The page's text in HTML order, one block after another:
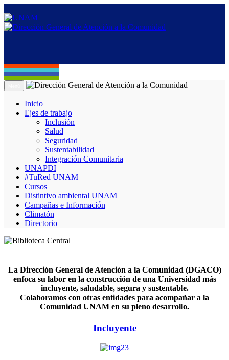
Inicio
Ejes de trabajo
Inclusión
Salud
Seguridad
Sustentabilidad
Integración Comunitaria
UNAPDI
#TuRed UNAM
Cursos
Distintivo ambiental UNAM
Campañas e Información
Climatón
Directorio
La Dirección General de Atención a la Comunidad (DGACO)
enfoca su labor en la construcción de una Universidad más
incluyente, saludable, segura y sustentable.
Colaboramos con otras entidades para acompañar a la
Comunidad UNAM en su pleno desarrollo.
Incluyente